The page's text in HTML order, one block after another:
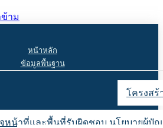
าม
หน้าหลัก
ข้อมูลพื้นฐาน
โครงสร้
หน้าที่และพื้นที่รับผิดชอบ นโยบายผู้บั